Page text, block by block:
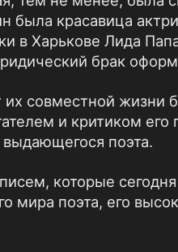
красавица
в Харькове Лида
брак
совместной жизни
и критиком его
поэта.
которые сегодня
мира поэта, его